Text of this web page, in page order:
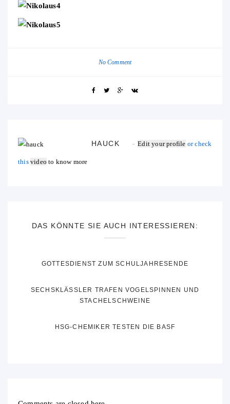
No Comment
HAUCK Edit your profile or check
this video to know more
DAS KÖNNTE SIE AUCH INTERESSIEREN:
GOTTESDIENST ZUM SCHULJAHRESENDE
SECHSKLÄSSLER TRAFEN VOGELSPINNEN UND
STACHELSCHWEINE
HSG-CHEMIKER TESTEN DIE BASF